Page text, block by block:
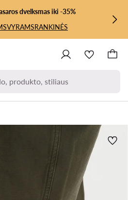
TURINIO
dvelksmas iki -35%
VYRAMSRANKINĖS
produkto, stiliaus